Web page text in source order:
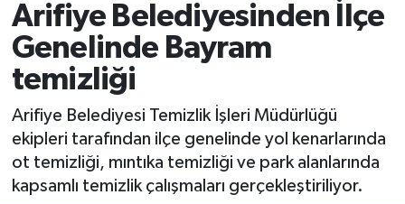
Arifiye Belediyesinden İlçe
Genelinde Bayram
temizliği
Arifiye Belediyesi Temizlik İşleri Müdürlüğü
ekipleri tarafından ilçe genelinde yol kenarlarında
ot temizliği, mıntıka temizliği ve park alanlarında
kapsamlı temizlik çalışmaları gerçekleştiriliyor.
EĞİTİM
ASAYİŞ
EKONOMİ
EKONOMİ
ASAYİŞ
Süper Lig Puan Durumu ve Fikstür
Tüm Manşetler
Son Dakika Haberleri
Haber Arşivi